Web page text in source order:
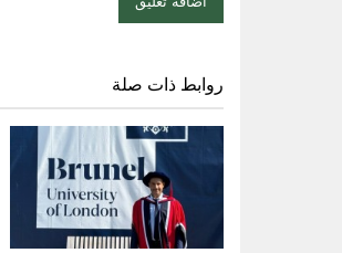
روابط ذات صلة